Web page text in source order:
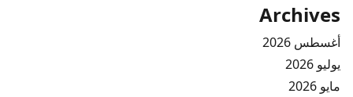
Archives
أغسطس 2026
يوليو 2026
مايو 2026